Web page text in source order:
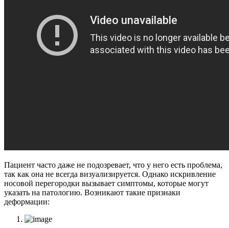
Пациент часто даже не подозревает, что у него есть проблема,
так как она не всегда визуализируется. Однако искривление
носовой перегородки вызывает симптомы, которые могут
указать на патологию. Возникают такие признаки
деформации: